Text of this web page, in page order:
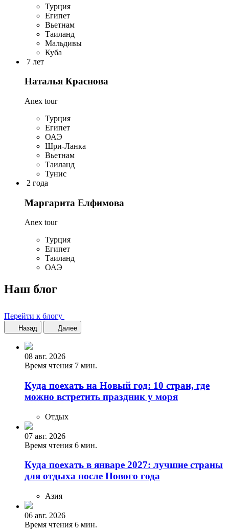
Турция
Египет
Вьетнам
Таиланд
Мальдивы
Куба
7 лет
Наталья Краснова
Anex tour
Турция
Египет
ОАЭ
Шри-Ланка
Вьетнам
Таиланд
Тунис
2 года
Маргарита Елфимова
Anex tour
Турция
Египет
Таиланд
ОАЭ
Наш блог
Перейти к блогу
Назад Далее
08 авг. 2026
Время чтения 7 мин.
Куда поехать на Новый год: 10 стран, где
можно встретить праздник у моря
Отдых
07 авг. 2026
Время чтения 6 мин.
Куда поехать в январе 2027: лучшие страны
для отдыха после Нового года
Азия
06 авг. 2026
Время чтения 6 мин.